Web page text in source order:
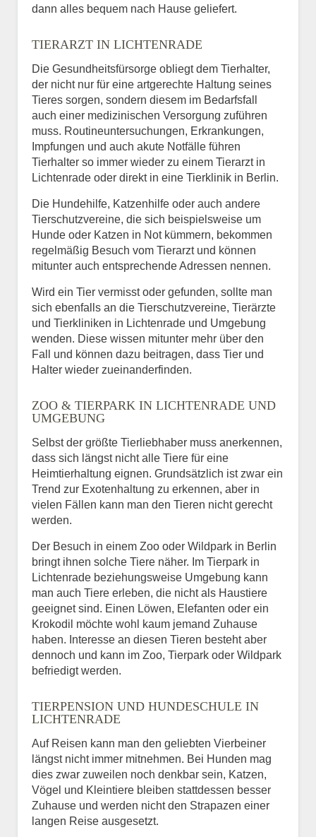
dann alles bequem nach Hause geliefert.
TIERARZT IN LICHTENRADE
Die Gesundheitsfürsorge obliegt dem Tierhalter,
der nicht nur für eine artgerechte Haltung seines
Tieres sorgen, sondern diesem im Bedarfsfall
auch einer medizinischen Versorgung zuführen
muss. Routineuntersuchungen, Erkrankungen,
Impfungen und auch akute Notfälle führen
Tierhalter so immer wieder zu einem Tierarzt in
Lichtenrade oder direkt in eine Tierklinik in Berlin.
Die Hundehilfe, Katzenhilfe oder auch andere
Tierschutzvereine, die sich beispielsweise um
Hunde oder Katzen in Not kümmern, bekommen
regelmäßig Besuch vom Tierarzt und können
mitunter auch entsprechende Adressen nennen.
Wird ein Tier vermisst oder gefunden, sollte man
sich ebenfalls an die Tierschutzvereine, Tierärzte
und Tierkliniken in Lichtenrade und Umgebung
wenden. Diese wissen mitunter mehr über den
Fall und können dazu beitragen, dass Tier und
Halter wieder zueinanderfinden.
ZOO & TIERPARK IN LICHTENRADE UND
UMGEBUNG
Selbst der größte Tierliebhaber muss anerkennen,
dass sich längst nicht alle Tiere für eine
Heimtierhaltung eignen. Grundsätzlich ist zwar ein
Trend zur Exotenhaltung zu erkennen, aber in
vielen Fällen kann man den Tieren nicht gerecht
werden.
Der Besuch in einem Zoo oder Wildpark in Berlin
bringt ihnen solche Tiere näher. Im Tierpark in
Lichtenrade beziehungsweise Umgebung kann
man auch Tiere erleben, die nicht als Haustiere
geeignet sind. Einen Löwen, Elefanten oder ein
Krokodil möchte wohl kaum jemand Zuhause
haben. Interesse an diesen Tieren besteht aber
dennoch und kann im Zoo, Tierpark oder Wildpark
befriedigt werden.
TIERPENSION UND HUNDESCHULE IN
LICHTENRADE
Auf Reisen kann man den geliebten Vierbeiner
längst nicht immer mitnehmen. Bei Hunden mag
dies zwar zuweilen noch denkbar sein, Katzen,
Vögel und Kleintiere bleiben stattdessen besser
Zuhause und werden nicht den Strapazen einer
langen Reise ausgesetzt.